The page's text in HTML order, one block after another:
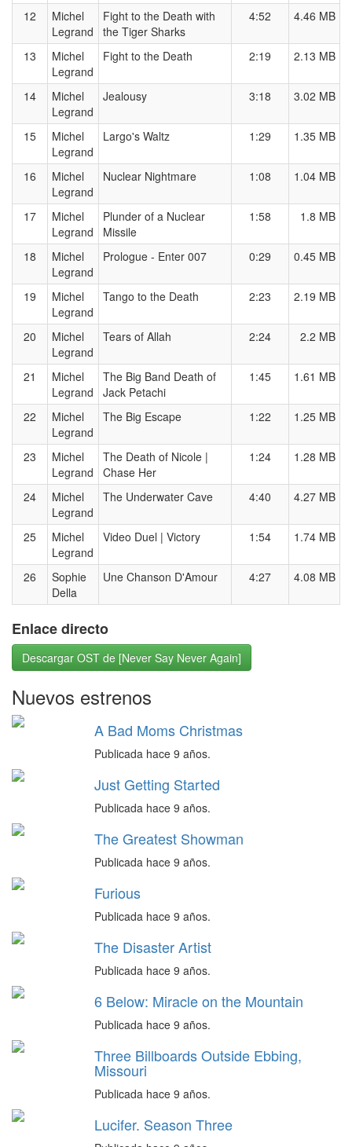
12
Michel
Legrand
Fight to the Death with
the Tiger Sharks
4:52 4.46 MB
13
Michel
Legrand
Fight to the Death 2:19 2.13 MB
14
Michel
Legrand
Jealousy 3:18 3.02 MB
15
Michel
Legrand
Largo's Waltz 1:29 1.35 MB
16
Michel
Legrand
Nuclear Nightmare 1:08 1.04 MB
17
Michel
Legrand
Plunder of a Nuclear
Missile
1:58 1.8 MB
18
Michel
Legrand
Prologue - Enter 007 0:29 0.45 MB
19
Michel
Legrand
Tango to the Death 2:23 2.19 MB
20
Michel
Legrand
Tears of Allah 2:24 2.2 MB
21
Michel
Legrand
The Big Band Death of
Jack Petachi
1:45 1.61 MB
22
Michel
Legrand
The Big Escape 1:22 1.25 MB
23
Michel
Legrand
The Death of Nicole |
Chase Her
1:24 1.28 MB
24
Michel
Legrand
The Underwater Cave 4:40 4.27 MB
25
Michel
Legrand
Video Duel | Victory 1:54 1.74 MB
26
Sophie
Della
Une Chanson D'Amour 4:27 4.08 MB
Enlace directo
Descargar OST de [Never Say Never Again]
Nuevos estrenos
A Bad Moms Christmas
Publicada hace 9 años.
Just Getting Started
Publicada hace 9 años.
The Greatest Showman
Publicada hace 9 años.
Furious
Publicada hace 9 años.
The Disaster Artist
Publicada hace 9 años.
6 Below: Miracle on the Mountain
Publicada hace 9 años.
Three Billboards Outside Ebbing,
Missouri
Publicada hace 9 años.
Lucifer. Season Three